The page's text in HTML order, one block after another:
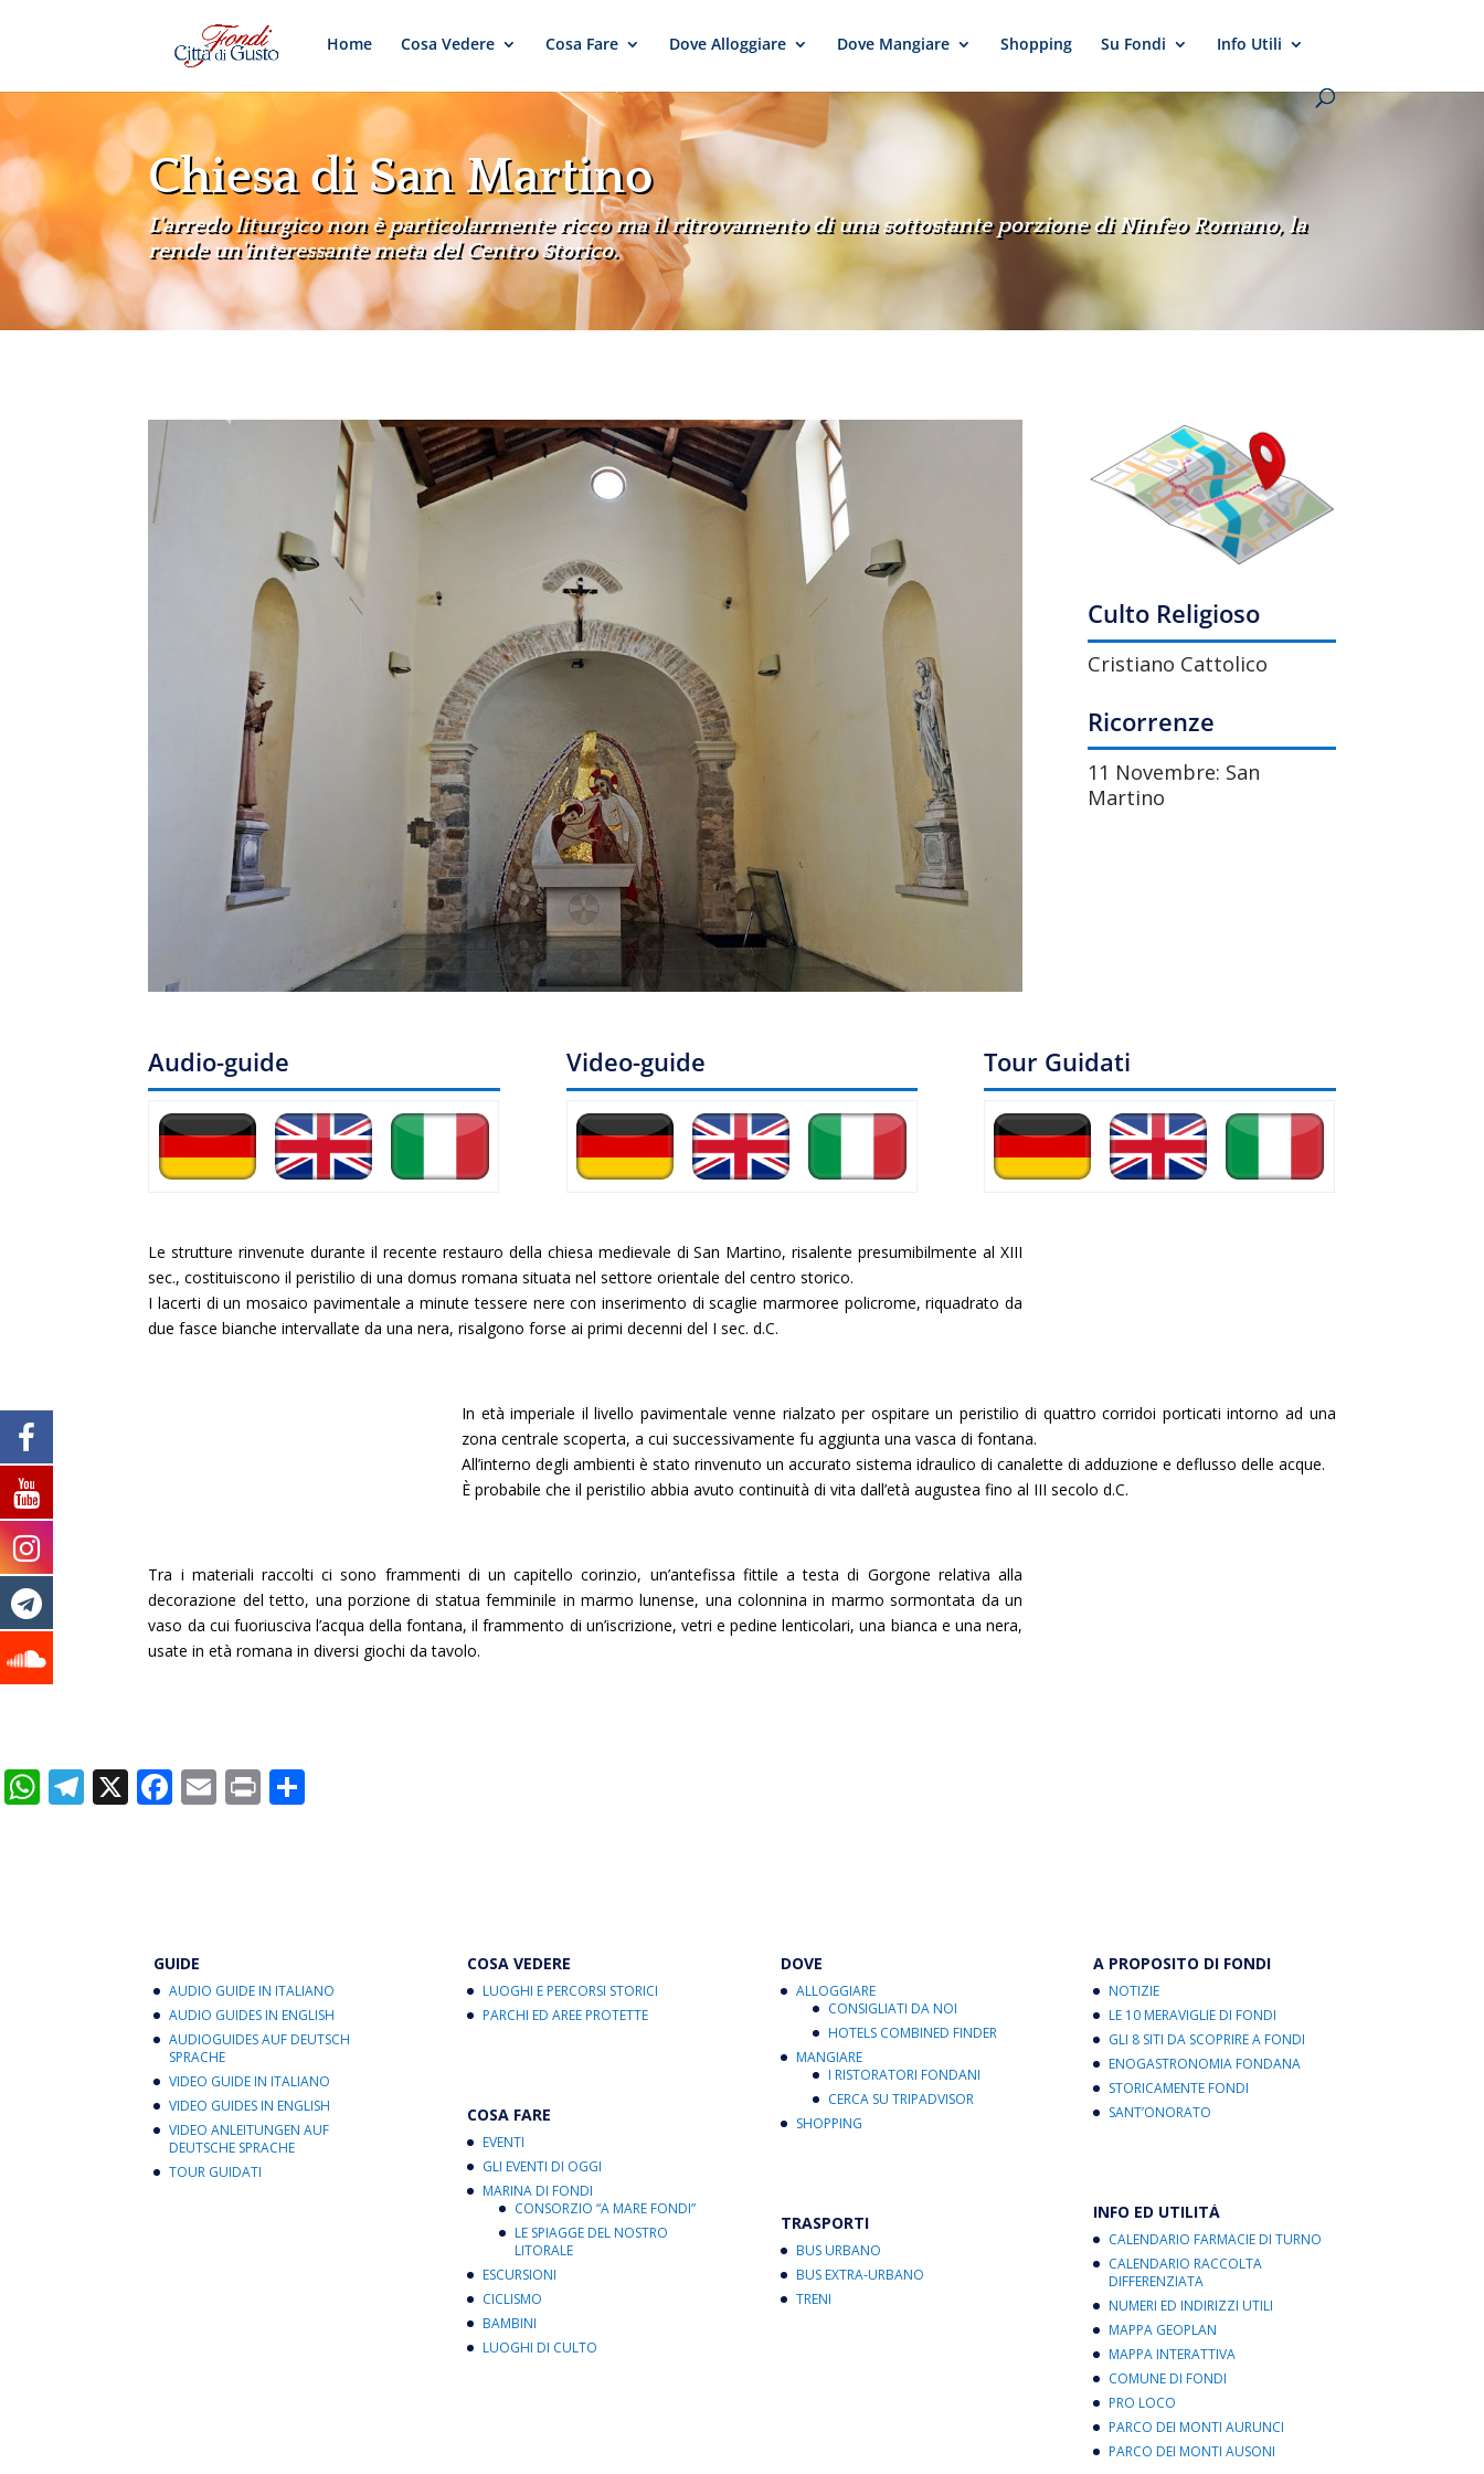
Home Cosa Vedere Cosa Fare Dove Alloggiare Dove Mangiare Shopping Su Fondi Info Utili
Chiesa di San Martino
L'arredo liturgico non è particolarmente ricco ma il ritrovamento di una sottostante porzione di Ninfeo Romano, la
rende un'interessante meta del Centro Storico.
Culto Religioso
Cristiano Cattolico
Ricorrenze
11 Novembre: San
Martino
Audio-guide Video-guide Tour Guidati
Le strutture rinvenute durante il recente restauro della chiesa medievale di San Martino, risalente presumibilmente al XIII
sec., costituiscono il peristilio di una domus romana situata nel settore orientale del centro storico.
I lacerti di un mosaico pavimentale a minute tessere nere con inserimento di scaglie marmoree policrome, riquadrato da
due fasce bianche intervallate da una nera, risalgono forse ai primi decenni del I sec. d.C.
In età imperiale il livello pavimentale venne rialzato per ospitare un peristilio di quattro corridoi porticati intorno ad una
zona centrale scoperta, a cui successivamente fu aggiunta una vasca di fontana.
All’interno degli ambienti è stato rinvenuto un accurato sistema idraulico di canalette di adduzione e deflusso delle acque.
È probabile che il peristilio abbia avuto continuità di vita dall’età augustea fino al III secolo d.C.
Tra i materiali raccolti ci sono frammenti di un capitello corinzio, un’antefissa fittile a testa di Gorgone relativa alla
decorazione del tetto, una porzione di statua femminile in marmo lunense, una colonnina in marmo sormontata da un
vaso da cui fuoriusciva l’acqua della fontana, il frammento di un’iscrizione, vetri e pedine lenticolari, una bianca e una nera,
usate in età romana in diversi giochi da tavolo.
W T X F
o
k
E Pr
GUIDE
AUDIO GUIDE IN ITALIANO
AUDIO GUIDES IN ENGLISH
AUDIOGUIDES AUF DEUTSCH
SPRACHE
VIDEO GUIDE IN ITALIANO
VIDEO GUIDES IN ENGLISH
VIDEO ANLEITUNGEN AUF
DEUTSCHE SPRACHE
TOUR GUIDATI
COSA VEDERE
LUOGHI E PERCORSI STORICI
PARCHI ED AREE PROTETTE
COSA FARE
EVENTI
GLI EVENTI DI OGGI
MARINA DI FONDI
CONSORZIO “A MARE FONDI”
LE SPIAGGE DEL NOSTRO
LITORALE
ESCURSIONI
CICLISMO
BAMBINI
LUOGHI DI CULTO
DOVE
ALLOGGIARE
CONSIGLIATI DA NOI
HOTELS COMBINED FINDER
MANGIARE
I RISTORATORI FONDANI
CERCA SU TRIPADVISOR
SHOPPING
TRASPORTI
BUS URBANO
BUS EXTRA-URBANO
TRENI
A PROPOSITO DI FONDI
NOTIZIE
LE 10 MERAVIGLIE DI FONDI
GLI 8 SITI DA SCOPRIRE A FONDI
ENOGASTRONOMIA FONDANA
STORICAMENTE FONDI
SANT’ONORATO
INFO ED UTILITÀ
CALENDARIO FARMACIE DI TURNO
CALENDARIO RACCOLTA
DIFFERENZIATA
NUMERI ED INDIRIZZI UTILI
MAPPA GEOPLAN
MAPPA INTERATTIVA
COMUNE DI FONDI
PRO LOCO
PARCO DEI MONTI AURUNCI
PARCO DEI MONTI AUSONI